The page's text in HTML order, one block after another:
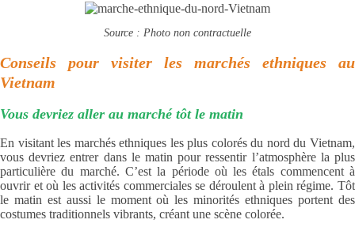
Source : Photo non contractuelle
Conseils pour visiter les marchés ethniques au
Vietnam
Vous devriez aller au marché tôt le matin
En visitant les marchés ethniques les plus colorés du nord du Vietnam,
vous devriez entrer dans le matin pour ressentir l’atmosphère la plus
particulière du marché. C’est la période où les étals commencent à
ouvrir et où les activités commerciales se déroulent à plein régime. Tôt
le matin est aussi le moment où les minorités ethniques portent des
costumes traditionnels vibrants, créant une scène colorée.